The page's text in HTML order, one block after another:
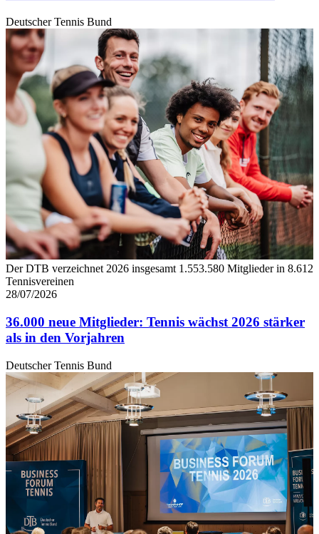
Deutscher Tennis Bund
Der DTB verzeichnet 2026 insgesamt 1.553.580 Mitglieder in 8.612
Tennisvereinen
28/07/2026
36.000 neue Mitglieder: Tennis wächst 2026 stärker
als in den Vorjahren
Deutscher Tennis Bund